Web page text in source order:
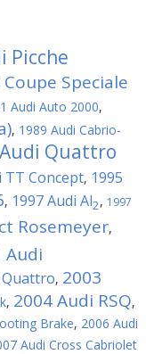
Picche
Speciale
Audi Auto 2000,
, 1989 Audi Cabrio-
Quattro
TT Concept, 1995
, 1997 Audi Al2, 1997
Rosemeyer,
Audi
Quattro, 2003
, 2004 Audi RSQ,
Brake, 2006 Audi
Audi Cross Cabriolet